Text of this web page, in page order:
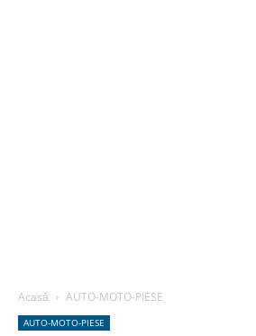
Acasă AUTO-MOTO-PIESE
AUTO-MOTO-PIESE